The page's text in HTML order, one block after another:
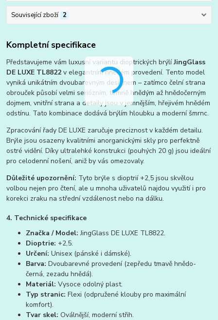
Související zboží 2
Kompletní specifikace
Představujeme vám luxusní variantu dioptrických brýlíJingGlass
DE LUXE TL8822 v elegantním hnědém provedení. Tento model
vyniká unikátním dvoubarevným designem – zatímco čelní strana
obrouček působí velmi seriózním, temně hnědým až hnědočerným
dojmem, vnitřní strana a detaily jsou v jemnějším, hřejivém hnědém
odstínu. Tato kombinace dodává brýlím hloubku a moderní šmrnc.
Zpracování řady DE LUXE zaručuje preciznost v každém detailu.
Brýle jsou osazeny kvalitními anorganickými skly pro perfektně
ostré vidění. Díky ultralehké konstrukci (pouhých 20 g) jsou ideální
pro celodenní nošení, aniž by vás omezovaly.
Důležité upozornění: Tyto brýle s dioptrií +2,5 jsou skvělou
volbou nejen pro čtení, ale u mnoha uživatelů najdou využití i pro
korekci zraku na střední vzdálenost nebo na dálku.
4. Technické specifikace
Značka / Model: JingGlass DE LUXE TL8822.
Dioptrie: +2,5.
Určení: Unisex (pánské i dámské).
Barva: Dvoubarevné provedení (zepředu tmavě hnědo-
černá, zezadu hnědá).
Materiál: Vysoce odolný plast.
Typ stranic: Flexi (odpružené klouby pro maximální
komfort).
Tvar skel: Oválnější, moderní střih.